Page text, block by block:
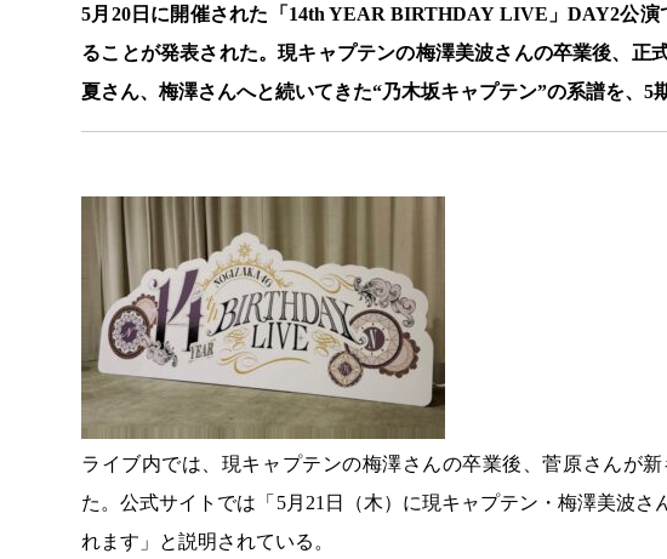
5月20日に開催された「14th YEAR BIRTHDAY LIVE」DAY2公
ることが発表された。現キャプテンの梅澤美波さんの卒業後、正
夏さん、梅澤さんへと続いてきた“乃木坂キャプテン”の系譜を、5
ライブ内では、現キャプテンの梅澤さんの卒業後、菅原さんが
た。公式サイトでは「5月21日（木）に現キャプテン・梅澤美波
れます」と説明されている。